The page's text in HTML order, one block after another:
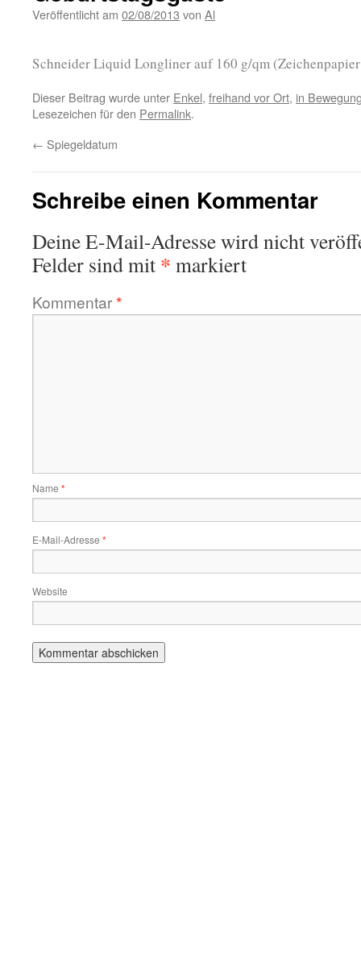
Veröffentlicht am 02/08/2013 von Al
Schneider Liquid Longliner auf 160 g/qm
Dieser Beitrag wurde unter Enkel, freihand vor Ort, in
Lesezeichen für den Permalink.
← Spiegeldatum
Schreibe einen Kommentar
Deine E-Mail-Adresse wird nicht
Felder sind mit * markiert
Kommentar*
Name *
E-Mail-Adresse *
Website